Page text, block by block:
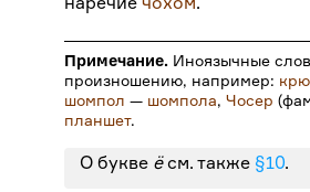
Примечание. Иноязычные
произношению, например:
шомпол — шомпола,Чосер
планшет.
О букве ё см. также §10.